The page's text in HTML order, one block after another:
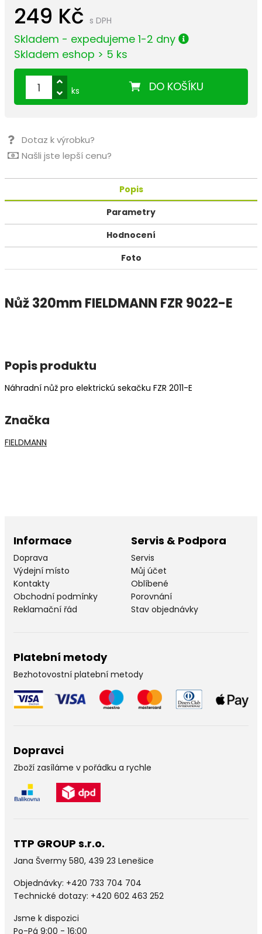
249 Kč s DPH
Skladem - expedujeme 1-2 dny
Skladem eshop > 5 ks
DO KOŠÍKU
ks
Dotaz k výrobku?
Našli jste lepší cenu?
Popis
Parametry
Hodnocení
Foto
Nůž 320mm FIELDMANN FZR 9022-E
Popis produktu
Náhradní nůž pro elektrickú sekačku FZR 2011-E
Značka
FIELDMANN
Informace
Doprava
Výdejní místo
Kontakty
Obchodní podmínky
Reklamační řád
Servis & Podpora
Servis
Můj účet
Oblíbené
Porovnání
Stav objednávky
Platební metody
Bezhotovostní platební metody
Dopravci
Zboží zasíláme v pořádku a rychle
TTP GROUP s.r.o.
Jana Švermy 580, 439 23 Lenešice
Objednávky: +420 733 704 704
Technické dotazy: +420 602 463 252
Jsme k dispozici
Po-Pá 9:00 - 16:00